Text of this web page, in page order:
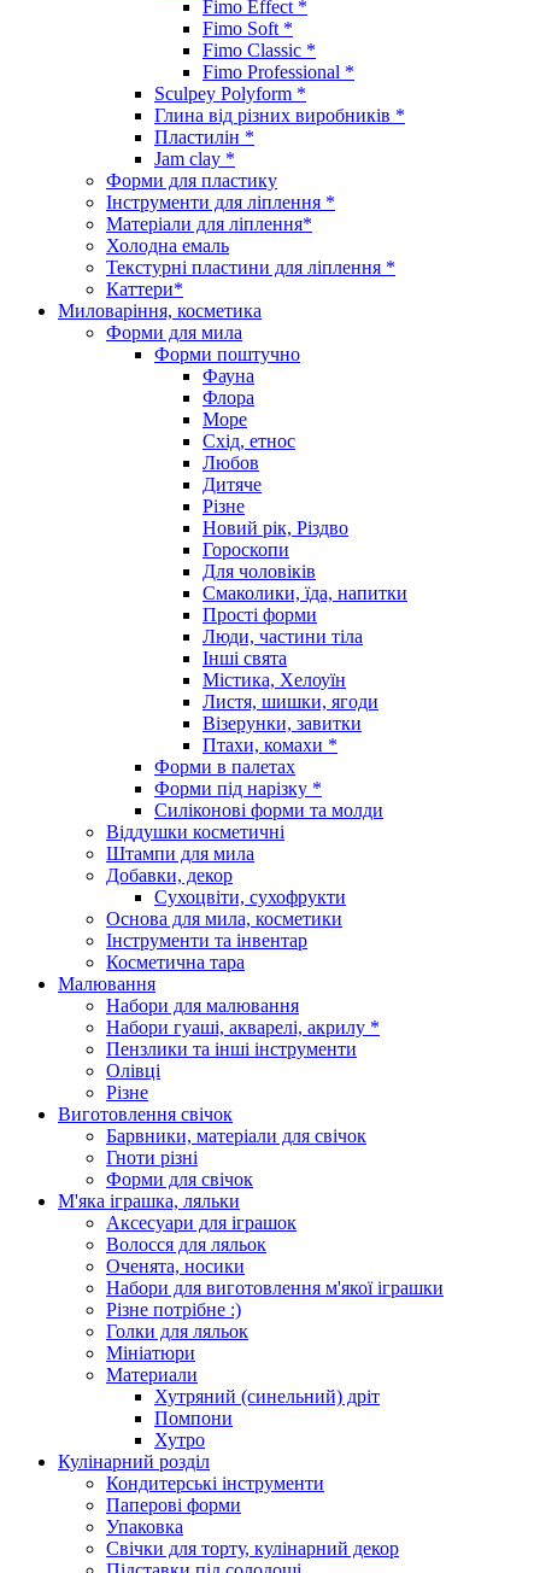
Fimo Effect *
Fimo Soft *
Fimo Classic *
Fimo Professional *
Sculpey Polyform *
Глина від різних виробників *
Пластилін *
Jam clay *
Форми для пластику
Інструменти для ліплення *
Матеріали для ліплення*
Холодна емаль
Текстурні пластини для ліплення *
Каттери*
Миловаріння, косметика
Форми для мила
Форми поштучно
Фауна
Флора
Море
Схід, етнос
Любов
Дитяче
Різне
Новий рік, Різдво
Гороскопи
Для чоловіків
Смаколики, їда, напитки
Прості форми
Люди, частини тіла
Інші свята
Містика, Хелоуїн
Листя, шишки, ягоди
Візерунки, завитки
Птахи, комахи *
Форми в палетах
Форми під нарізку *
Силіконові форми та молди
Віддушки косметичні
Штампи для мила
Добавки, декор
Сухоцвіти, сухофрукти
Основа для мила, косметики
Інструменти та інвентар
Косметична тара
Малювання
Набори для малювання
Набори гуаші, акварелі, акрилу *
Пензлики та інші інструменти
Олівці
Різне
Виготовлення свічок
Барвники, матеріали для свічок
Гноти різні
Форми для свічок
М'яка іграшка, ляльки
Аксесуари для іграшок
Волосся для ляльок
Оченята, носики
Набори для виготовлення м'якої іграшки
Різне потрібне :)
Голки для ляльок
Мініатюри
Материали
Хутряний (синельний) дріт
Помпони
Хутро
Кулінарний розділ
Кондитерські інструменти
Паперові форми
Упаковка
Свічки для торту, кулінарний декор